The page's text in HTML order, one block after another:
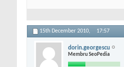
15th December 2010, 17:57
dorin.georgescu
Membru SeoPedia